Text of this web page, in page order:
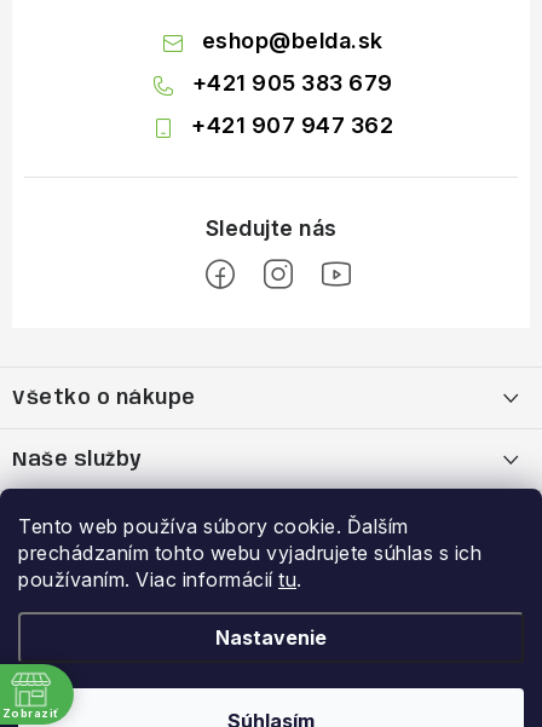
Tento web používa súbory cookie. Ďalším
prechádzaním tohto webu vyjadrujete súhlas s ich
používaním. Viac informácií tu.
Nastavenie
Súhlasím
eshop@belda.sk
+421 905 383 679
+421 907 947 362
p
ä
t
Všetko o nákupe
OBCHODNÉ PODMIENKY
Zásady spracovania a ochrany osobných údajov
Reklamačný poriadok
Naše služby
Bootfitting - Tvarovanie Lyžiarok v Nitre
Dynamická analýza chodidla
Požičovňa lyží
Výhody a zľavy
Garancia najnižšej ceny
Prihlásenie
Belda.sk . Všetky práva vyhradené.
Zobraziť